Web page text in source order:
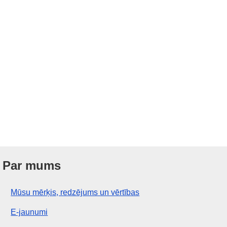
Par mums
Mūsu mērķis, redzējums un vērtības
E-jaunumi